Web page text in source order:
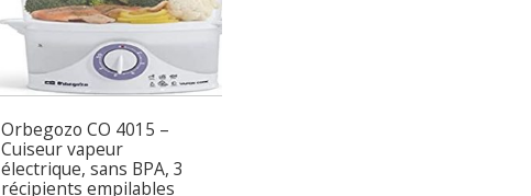
Orbegozo CO 4015 –
Cuiseur vapeur
électrique, sans BPA, 3
récipients empilables